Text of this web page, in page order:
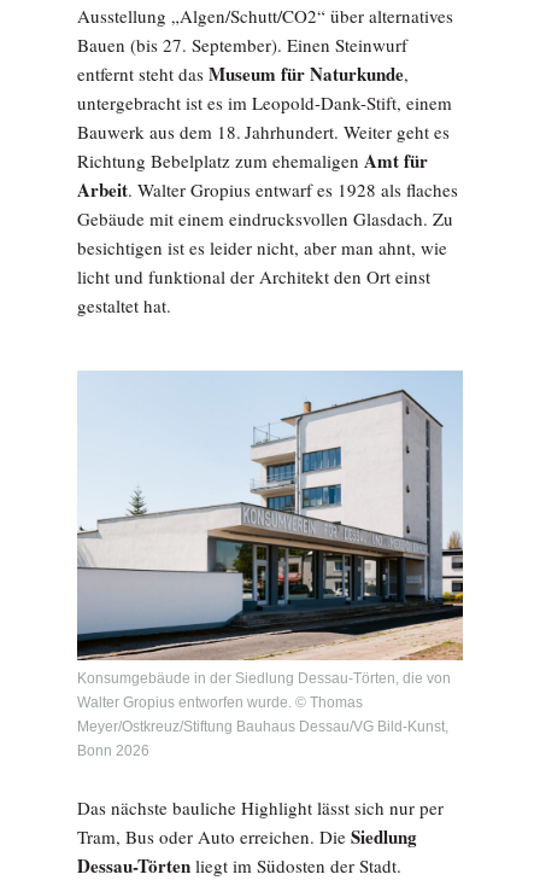
Ausstellung „Algen/Schutt/CO2“ über alternatives
Bauen (bis 27. September). Einen Steinwurf
entfernt steht das Museum für Naturkunde,
untergebracht ist es im Leopold-Dank-Stift, einem
Bauwerk aus dem 18. Jahrhundert. Weiter geht es
Richtung Bebelplatz zum ehemaligen Amt für
Arbeit. Walter Gropius entwarf es 1928 als flaches
Gebäude mit einem eindrucksvollen Glasdach. Zu
besichtigen ist es leider nicht, aber man ahnt, wie
licht und funktional der Architekt den Ort einst
gestaltet hat.
Konsumgebäude in der Siedlung Dessau-Törten, die von
Walter Gropius entworfen wurde. © Thomas
Meyer/Ostkreuz/Stiftung Bauhaus Dessau/VG Bild-Kunst,
Bonn 2026
Das nächste bauliche Highlight lässt sich nur per
Tram, Bus oder Auto erreichen. Die Siedlung
Dessau-Törten liegt im Südosten der Stadt.